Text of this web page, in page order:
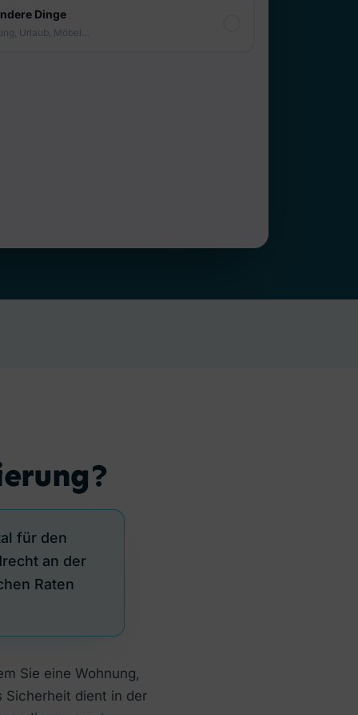
für den
an der
Raten
Sie eine Wohnung,
Sicherheit dient in der